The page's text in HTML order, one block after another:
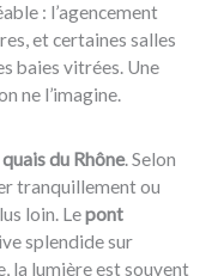
: l’agencement
et certaines salles
baies vitrées. Une
ne l’imagine.
quais du Rhône. Selon
tranquillement ou
loin. Lepont
splendide sur
la lumière est souvent